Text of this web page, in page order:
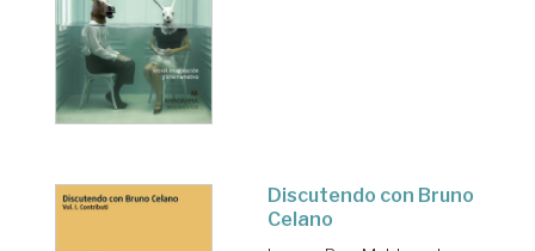
Discutendo con Bruno
Celano